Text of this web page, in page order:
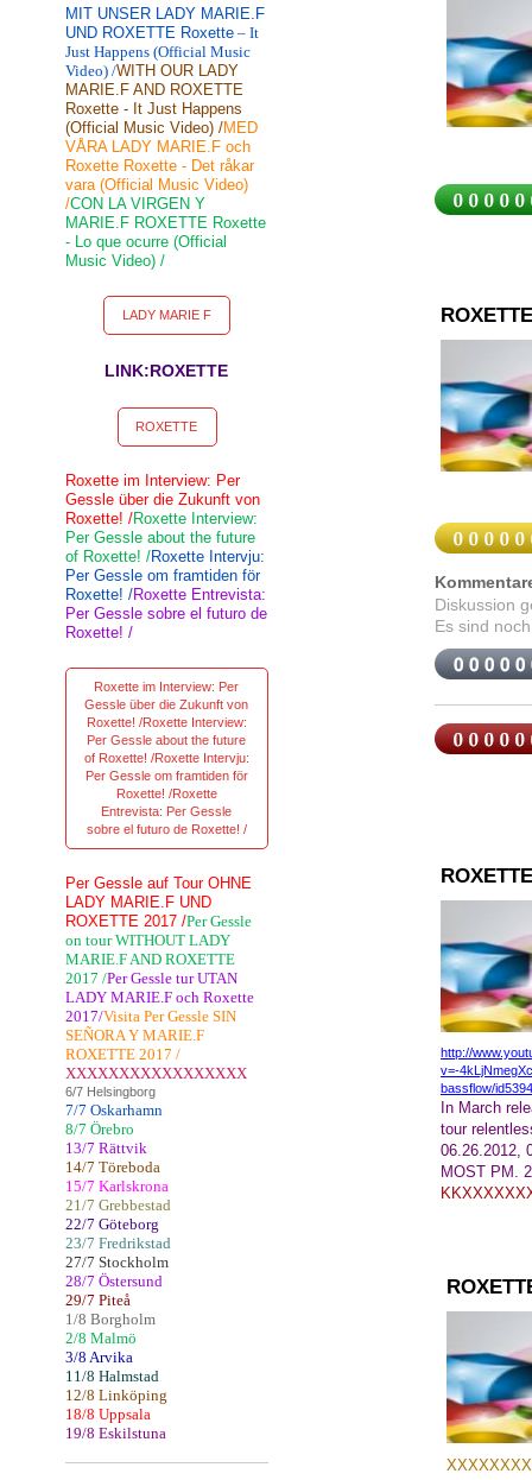
Diskussion
Es sind
http://
v=-4kLjNmegXc
bassflow/
In March
tour
06.26.2012,
MOST PM.
MIT UNSER LADY MARIE.F
UND ROXETTE Roxette – It
Just Happens (Official Music
Video) /WITH OUR LADY
MARIE.F AND ROXETTE
Roxette - It Just Happens
(Official Music Video) /MED
VÅRA LADY MARIE.F och
Roxette Roxette - Det råkar
vara (Official Music Video)
/CON LA VIRGEN Y
MARIE.F ROXETTE Roxette
- Lo que ocurre (Official
Music Video) /
LADY MARIE F
LINK:ROXETTE
ROXETTE
Roxette im Interview: Per
Gessle über die Zukunft von
Roxette! /Roxette Interview:
Per Gessle about the future
of Roxette! /Roxette Intervju:
Per Gessle om framtiden för
Roxette! /Roxette Entrevista:
Per Gessle sobre el futuro de
Roxette! /
Roxette im Interview: Per
Gessle über die Zukunft von
Roxette! /Roxette Interview:
Per Gessle about the future
of Roxette! /Roxette Intervju:
Per Gessle om framtiden för
Roxette! /Roxette
Entrevista: Per Gessle
sobre el futuro de Roxette! /
Per Gessle auf Tour OHNE
LADY MARIE.F UND
ROXETTE 2017 /Per Gessle
on tour WITHOUT LADY
MARIE.F AND ROXETTE
2017 /Per Gessle tur UTAN
LADY MARIE.F och Roxette
2017/Visita Per Gessle SIN
SEÑORA Y MARIE.F
ROXETTE 2017 /
XXXXXXXXXXXXXXXXX
6/7 Helsingborg
7/7 Oskarhamn
8/7 Örebro
13/7 Rättvik
14/7 Töreboda
15/7 Karlskrona
21/7 Grebbestad
22/7 Göteborg
23/7 Fredrikstad
27/7 Stockholm
28/7 Östersund
29/7 Piteå
1/8 Borgholm
2/8 Malmö
3/8 Arvika
11/8 Halmstad
12/8 Linköping
18/8 Uppsala
19/8 Eskilstuna